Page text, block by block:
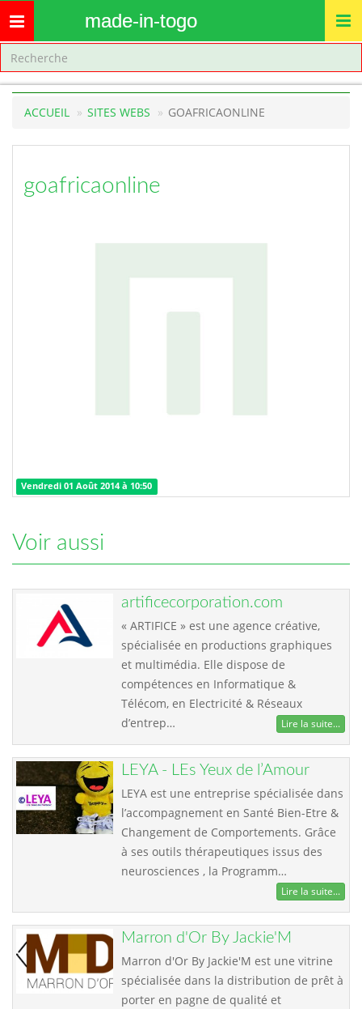
Toggle
navigation
made-in-togo
ACCUEIL SITES WEBS GOAFRICAONLINE
goafricaonline
Vendredi 01 Août 2014 à 10:50
Voir aussi
artificecorporation.com
« ARTIFICE » est une agence créative,
spécialisée en productions graphiques
et multimédia. Elle dispose de
compétences en Informatique &
Télécom, en Electricité & Réseaux
d’entrep…
Lire la suite...
LEYA - LEs Yeux de l’Amour
LEYA est une entreprise spécialisée dans
l’accompagnement en Santé Bien-Etre &
Changement de Comportements. Grâce
à ses outils thérapeutiques issus des
neurosciences , la Programm…
Lire la suite...
Marron d'Or By Jackie'M
Marron d'Or By Jackie'M est une vitrine
spécialisée dans la distribution de prêt à
porter en pagne de qualité et